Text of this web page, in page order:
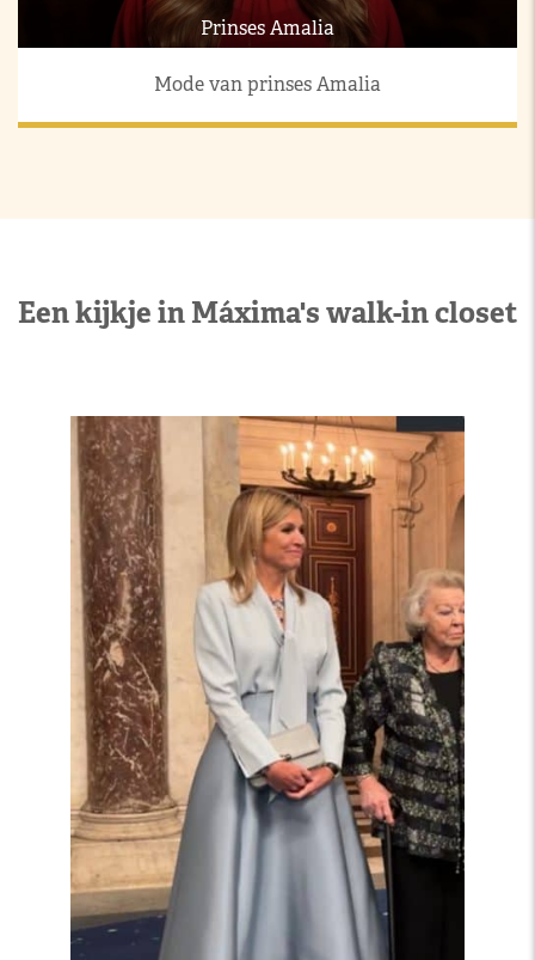
Prinses Amalia
Mode van prinses Amalia
Een kijkje in Máxima's walk-in closet